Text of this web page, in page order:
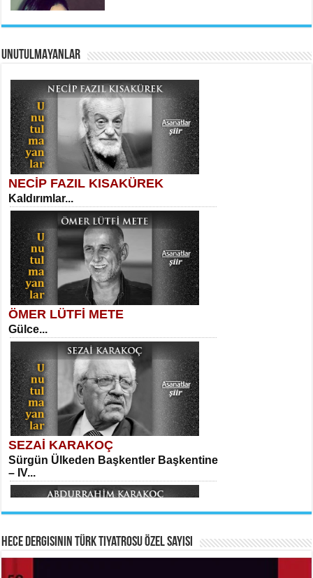
AHMET URFALI
Tahlil Denemesi...
SELAHATTİN YILDIZ
İnsanın Zindanı...
MEHMET TAŞTAN
Vagon’da Bir Şairle...
SITKI CANEY
Oruçla Devrim ve Özgürlüğe…...
Sibel Orhan
İki Kırık Boşluk...
Meral Yağmur
Eski Bir Şiir...
Kadir Ünal
Ayağıma Dolanan Yokuş...
Mehmet Çoban
Elmira...
UNUTULMAYANLAR
NECİP FAZIL KISAKÜREK
Kaldırımlar...
ÖMER LÜTFİ METE
Gülce...
SEZAİ KARAKOÇ
Sürgün Ülkeden Başkentler Başkentine
– IV...
Hece Dergisinin Türk Tiyatrosu Özel Sayısı